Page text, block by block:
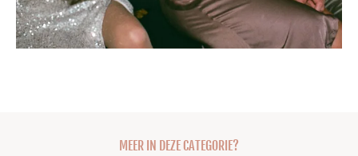
MEER IN DEZE CATEGORIE?